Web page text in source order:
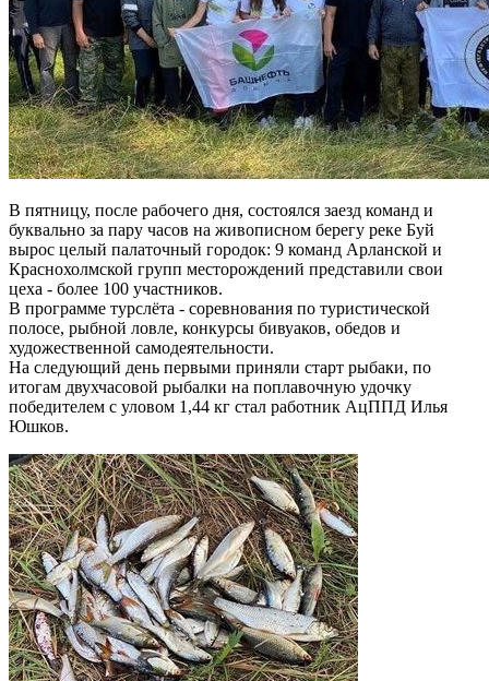
В пятницу, после рабочего дня, состоялся заезд команд и
буквально за пару часов на живописном берегу реке Буй
вырос целый палаточный городок: 9 команд Арланской и
Краснохолмской групп месторождений представили свои
цеха - более 100 участников.
В программе турслёта - соревнования по туристической
полосе, рыбной ловле, конкурсы бивуаков, обедов и
художественной самодеятельности.
На следующий день первыми приняли старт рыбаки, по
итогам двухчасовой рыбалки на поплавочную удочку
победителем с уловом 1,44 кг стал работник АцППД Илья
Юшков.